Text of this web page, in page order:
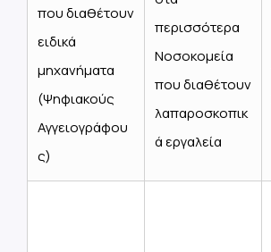
που διαθέτουν
ειδικά
μηχανήματα
(Ψηφιακούς
Αγγειογράφου
ς)
περισσότερα
Νοσοκομεία
που διαθέτουν
λαπαροσκοπικ
ά εργαλεία